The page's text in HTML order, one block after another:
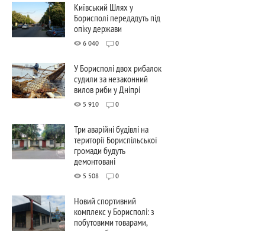
Київський Шлях у
Борисполі передадуть під
опіку держави
6 040 0
У Борисполі двох рибалок
судили за незаконний
вилов риби у Дніпрі
5 910 0
Три аварійні будівлі на
території Бориспільської
громади будуть
демонтовані
5 508 0
Новий спортивний
комплекс у Борисполі: з
побутовими товарами,